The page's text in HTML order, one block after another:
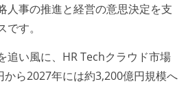
人事の推進と経営の意思決定を支
す。
追い風に、HR Techクラウド市場
ら2027年には約3,200億円規模へ